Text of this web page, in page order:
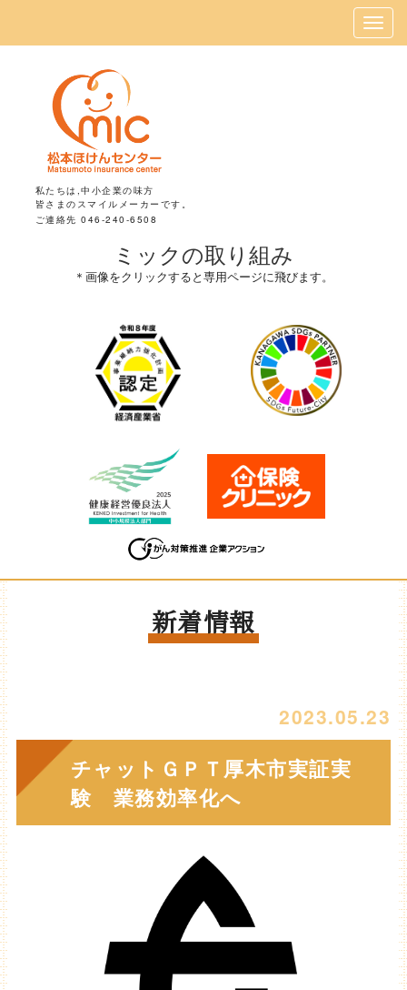
私たちは,中小企業の味方
皆さまのスマイルメーカーです。
ご連絡先 046-240-6508
ミックの取り組み
＊画像をクリックすると専用ページに飛びます。
新着情報
2023.05.23
チャットＧＰＴ厚木市実証実
験 業務効率化へ